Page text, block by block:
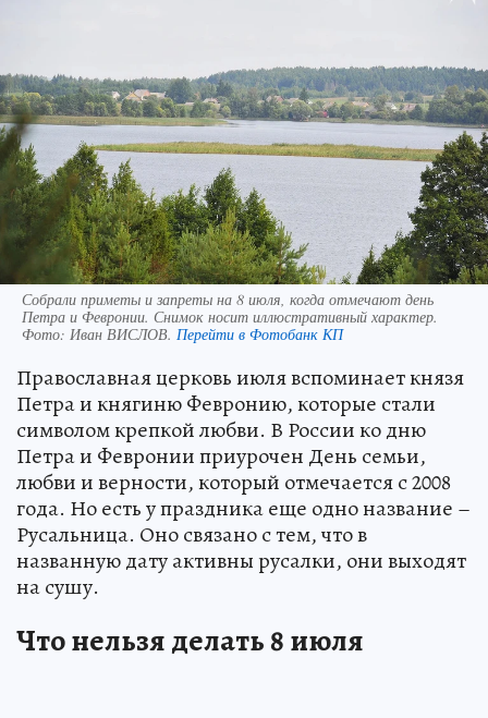
Собрали приметы и запреты на 8 июля, когда отмечают день
Петра и Февронии. Снимок носит иллюстративный характер.
Фото: Иван ВИСЛОВ. Перейти в Фотобанк КП
Православная церковь июля вспоминает князя
Петра и княгиню Февронию, которые стали
символом крепкой любви. В России ко дню
Петра и Февронии приурочен День семьи,
любви и верности, который отмечается с 2008
года. Но есть у праздника еще одно название –
Русальница. Оно связано с тем, что в
названную дату активны русалки, они выходят
на сушу.
Что нельзя делать 8 июля